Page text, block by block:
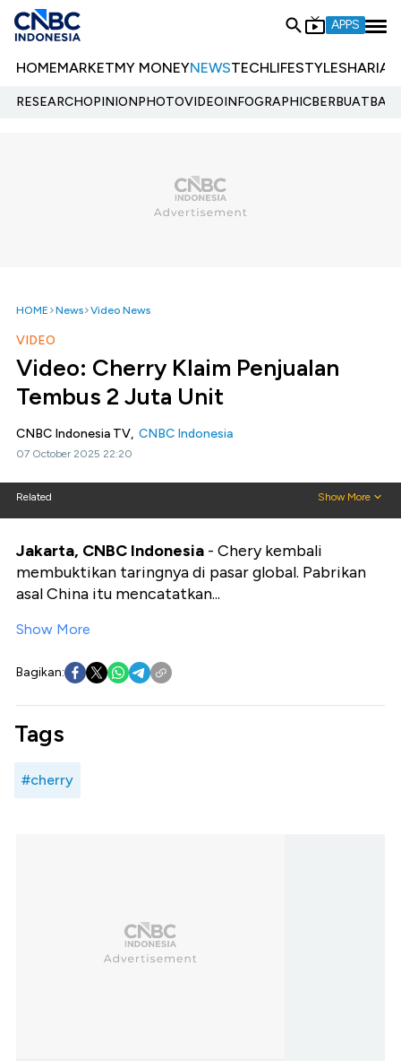
APPS
HOMEMARKETMY MONEYNEWSTECHLIFESTYLESHARIA
RESEARCHOPINIONPHOTOVIDEOINFOGRAPHIC
HOME News Video News
VIDEO
Video: Cherry Klaim Penjualan
Tembus 2 Juta Unit
CNBC Indonesia TV, CNBC Indonesia
07 October 2025 22:20
Related Show More
Jakarta, CNBC Indonesia - Chery kembali
membuktikan taringnya di pasar global. Pabrikan
asal China itu mencatatkan...
Show More
Bagikan:
Tags
#cherry